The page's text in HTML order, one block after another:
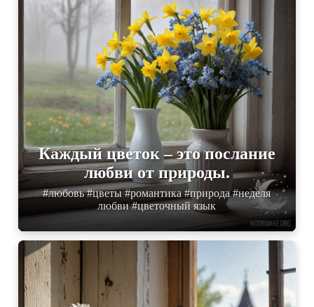
Каждый цветок – это послание
любви от природы.
#любовь #цветы #романтика #природа #неделя
любви #цветочный язык